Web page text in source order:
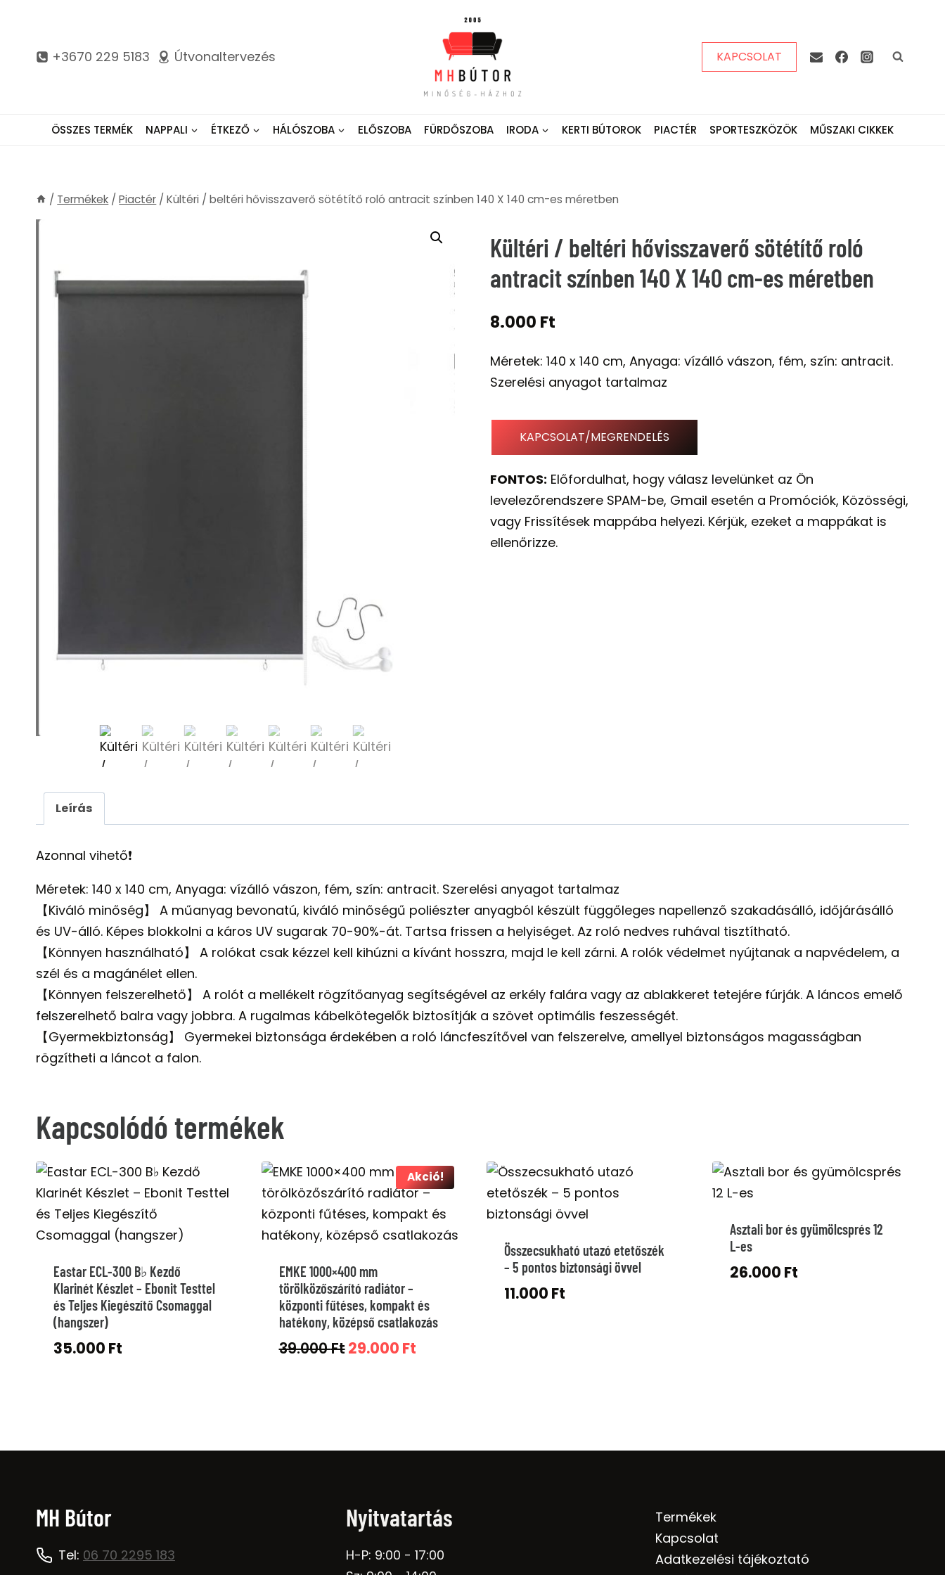
content +3670 229 5183 Útvonaltervezés KAPCSOLAT
ÖSSZES TERMÉK NAPPALI ÉTKEZŐ HÁLÓSZOBA ELŐSZOBA FÜRDŐSZOBA IRODA KERTI BÚTOROK PIACTÉR SPORTESZKÖZÖK MŰSZAKI CIKKEK
/ Termékek / Piactér / Kültéri / beltéri hővisszaverő sötétítő roló antracit színben 140 X 140 cm-es méretben
Kültéri / beltéri hővisszaverő sötétítő roló
antracit színben 140 X 140 cm-es méretben
8.000 Ft
Méretek: 140 x 140 cm, Anyaga: vízálló vászon, fém, szín: antracit.
Szerelési anyagot tartalmaz
KAPCSOLAT/MEGRENDELÉS
FONTOS: Előfordulhat, hogy válasz levelünket az Ön
levelezőrendszere SPAM-be, Gmail esetén a Promóciók, Közösségi,
vagy Frissítések mappába helyezi. Kérjük, ezeket a mappákat is
ellenőrizze.
Leírás
Azonnal vihető❗️
Méretek: 140 x 140 cm, Anyaga: vízálló vászon, fém, szín: antracit. Szerelési anyagot tartalmaz
【Kiváló minőség】 A műanyag bevonatú, kiváló minőségű poliészter anyagból készült függőleges napellenző szakadásálló, időjárásálló
és UV-álló. Képes blokkolni a káros UV sugarak 70-90%-át. Tartsa frissen a helyiséget. Az roló nedves ruhával tisztítható.
【Könnyen használható】 A rolókat csak kézzel kell kihúzni a kívánt hosszra, majd le kell zárni. A rolók védelmet nyújtanak a napvédelem, a
szél és a magánélet ellen.
【Könnyen felszerelhető】 A rolót a mellékelt rögzítőanyag segítségével az erkély falára vagy az ablakkeret tetejére fúrják. A láncos emelő
felszerelhető balra vagy jobbra. A rugalmas kábelkötegelők biztosítják a szövet optimális feszességét.
【Gyermekbiztonság】 Gyermekei biztonsága érdekében a roló láncfeszítővel van felszerelve, amellyel biztonságos magasságban
rögzítheti a láncot a falon.
Kapcsolódó termékek
Eastar ECL-300 B♭ Kezdő
Klarinét Készlet – Ebonit Testtel
és Teljes Kiegészítő Csomaggal
(hangszer)
35.000 Ft
Akció!
EMKE 1000×400 mm
törölközőszárító radiátor –
központi fűtéses, kompakt és
hatékony, középső csatlakozás
39.000FtOriginal
29.000 FtCurrent
Összecsukható utazó etetőszék
– 5 pontos biztonsági övvel
11.000 Ft
Asztali bor és gyümölcsprés 12
L-es
26.000 Ft
MH Bútor
Tel: 06 70 2295 183
Nyitvatartás
H-P: 9:00 - 17:00
Termékek
Kapcsolat
Adatkezelési tájékoztató